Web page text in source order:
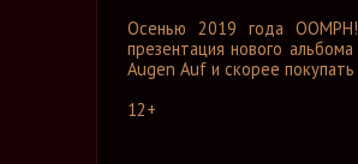
Осенью 2019 года
презентация нового
Augen Auf и скорее
12+